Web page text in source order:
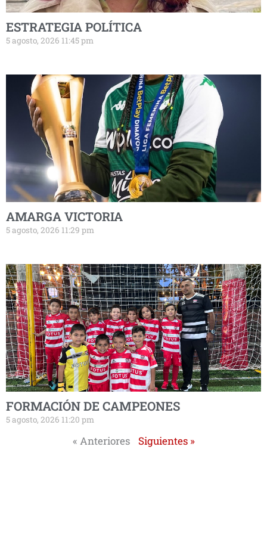
ESTRATEGIA POLÍTICA
5 agosto, 2026 11:45 pm
AMARGA VICTORIA
5 agosto, 2026 11:29 pm
FORMACIÓN DE CAMPEONES
5 agosto, 2026 11:20 pm
« Anteriores Siguientes »